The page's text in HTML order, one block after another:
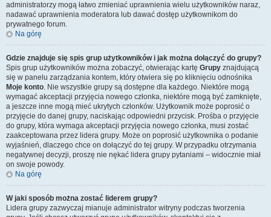
administratorzy mogą łatwo zmieniać uprawnienia wielu użytkowników naraz,
nadawać uprawnienia moderatora lub dawać dostęp użytkownikom do
prywatnego forum.
Na górę
Gdzie znajduje się spis grup użytkowników i jak można dołączyć do grupy?
Spis grup użytkowników można zobaczyć, otwierając kartę Grupy znajdującą
się w panelu zarządzania kontem, który otwiera się po kliknięciu odnośnika
Moje konto. Nie wszystkie grupy są dostępne dla każdego. Niektóre mogą
wymagać akceptacji przyjęcia nowego członka, niektóre mogą być zamknięte,
a jeszcze inne mogą mieć ukrytych członków. Użytkownik może poprosić o
przyjęcie do danej grupy, naciskając odpowiedni przycisk. Prośba o przyjęcie
do grupy, która wymaga akceptacji przyjęcia nowego członka, musi zostać
zaakceptowana przez lidera grupy. Może on poprosić użytkownika o podanie
wyjaśnień, dlaczego chce on dołączyć do tej grupy. W przypadku otrzymania
negatywnej decyzji, proszę nie nękać lidera grupy pytaniami – widocznie miał
on swoje powody.
Na górę
W jaki sposób można zostać liderem grupy?
Lidera grupy zazwyczaj mianuje administrator witryny podczas tworzenia